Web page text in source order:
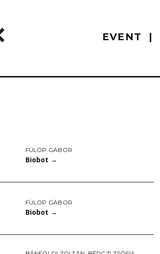
EVENT
FÜLÖP GÁBOR
Biobot →
FÜLÖP GÁBOR
Biobot →